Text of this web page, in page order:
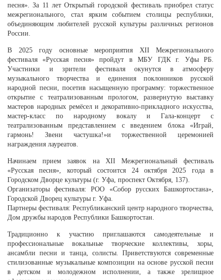
песня». За 11 лет Открытый городской фестиваль приобрел статус
межрегионального, стал ярким событием столицы республики,
объединяющим любителей русской культуры различных регионов
России.
В 2025 году основные мероприятия XII Межрегионального
фестиваля «Русская песня» пройдут в МБУ ГДК г. Уфы РБ.
Участники и зрители фестиваля окунутся в атмосферу
музыкального творчества и единения поклонников русской
народной песни, посетив насыщенную программу: торжественное
открытие с театрализованным прологом, развернутую выставку
мастеров народных ремёсел и декоративно-прикладного искусства,
мастер-класс по народному вокалу и Гала-концерт с
театрализованным представлением с введением блока «Играй,
гармонь! Звени частушка!»и торжественной церемонией
награждения лауреатов.
Начинаем прием заявок на XII Межрегиональный фестиваль
«Русская песня», который состоится 24 октября 2025 года в
Городском Дворце культуры (г. Уфа, проспект Октября, 137).
Организаторы фестиваля: РОО «Собор русских Башкортостана»,
Городской Дворец культуры г. Уфа.
Партнеры фестиваля: Республиканский центр народного творчества,
Дом дружбы народов Республики Башкортостан.
Традиционно к участию приглашаются самодеятельные и
профессиональные вокальные творческие коллективы, хоры,
ансамбли песни и танца, солисты. Приветствуются современные
стилизованные музыкальные композиции на основе русской песни
в детском и молодежном исполнении, а также зрелищное